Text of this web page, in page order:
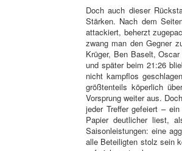
Doch auch dieser
Stärken. Nach dem
attackiert, beherzt
zwang man den Gegner
Krüger, Ben Baselt,
und später beim 21:26
nicht kampflos
größtenteils köperlich
Vorsprung weiter aus.
jeder Treffer gefeiert –
Papier deutlicher liest,
Saisonleistungen: eine
alle Beteiligten stolz sein